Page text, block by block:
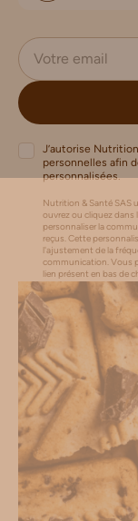
J’autorise
personnelles afin
personnalisées.
Nutrition & Santé SAS
ouvrez ou cliquez dans
personnaliser la
reçus. Cette
l'ajustement de la
communication. Vous
lien présent en bas de